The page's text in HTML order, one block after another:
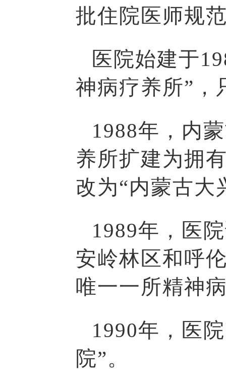
批住院医师规
医院始建于
神病疗养所”，
1988年，内
养所扩建为拥
改为“内蒙古大
1989年，医
安岭林区和呼
唯一一所精神
1990年，医
院”。